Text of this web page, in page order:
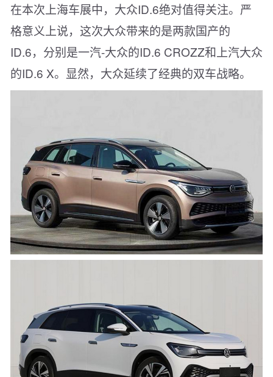
在本次上海车展中，大众ID.6绝对值得关注。严
格意义上说，这次大众带来的是两款国产的
ID.6，分别是一汽-大众的ID.6 CROZZ和上汽大众
的ID.6 X。显然，大众延续了经典的双车战略。